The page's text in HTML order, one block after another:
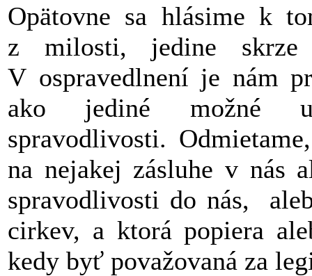
Opätovne sa hlásime k
z milosti, jedine
V ospravedlnení je nám
ako jediné možné
spravodlivosti.
na nejakej zásluhe v nás
spravodlivosti do nás,
cirkev, a ktorá popiera
kedy byť považovaná za